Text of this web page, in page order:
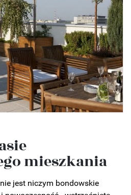
mieszkania
jest niczym bondowskie